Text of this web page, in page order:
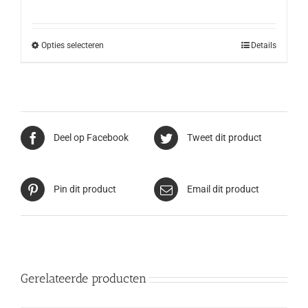
Opties selecteren Details
Deel op Facebook Tweet dit product
Pin dit product Email dit product
Gerelateerde producten